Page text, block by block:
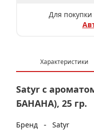
Для
Характеристики
Satyr с
БАНАНА), 25 гр.
Бренд - Satyr